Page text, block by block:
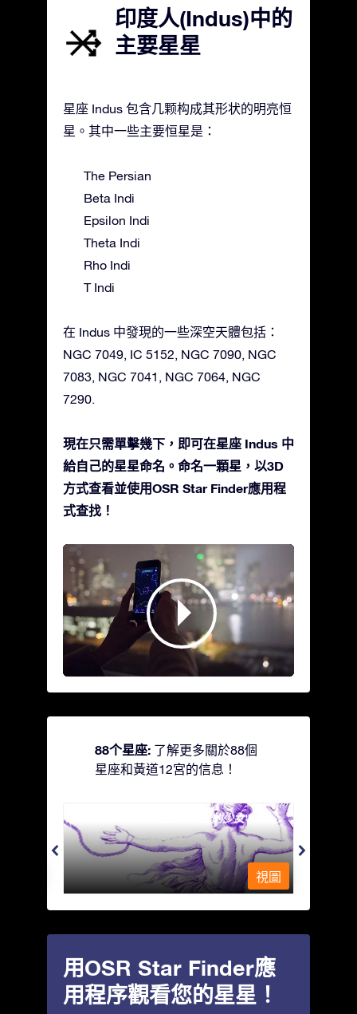
印度人(Indus)中的
主要星星
星座 Indus 包含几颗构成其形状的明亮恒
星。其中一些主要恒星是：
The Persian
Beta Indi
Epsilon Indi
Theta Indi
Rho Indi
T Indi
在 Indus 中發現的一些深空天體包括：
NGC 7049, IC 5152, NGC 7090, NGC
7083, NGC 7041, NGC 7064, NGC
7290.
現在只需單擊幾下，即可在星座 Indus 中
給自己的星星命名。命名一顆星，以3D
方式查看並使用OSR Star Finder應用程
式查找！
88个星座: 了解更多關於88個
星座和黃道12宮的信息！
Andromeda - 被鐵鍊鎖著的少女
視圖
用OSR Star Finder應
用程序觀看您的星星！